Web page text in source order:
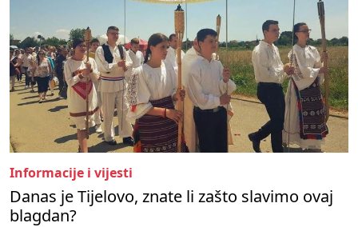
Informacije i vijesti
Danas je Tijelovo, znate li zašto slavimo ovaj
blagdan?